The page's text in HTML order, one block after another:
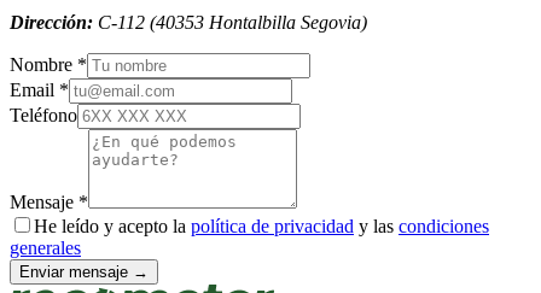
Dirección: C-112 (40353 Hontalbilla Segovia)
Nombre *
Email *
Teléfono
Mensaje *
He leído y acepto la política de privacidad y las condiciones
generales
Enviar mensaje →